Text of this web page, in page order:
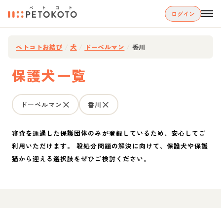
ログイン
ペトコトお結び 犬 ドーベルマン 香川
保護犬一覧
ドーベルマン 香川
審査を通過した保護団体のみが登録しているため、安心してご
利用いただけます。 殺処分問題の解決に向けて、保護犬や保護
猫から迎える選択肢をぜひご検討ください。